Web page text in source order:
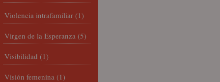
Violencia intrafamiliar (1)
Virgen de la Esperanza (5)
Visibilidad (1)
Visión femenina (1)